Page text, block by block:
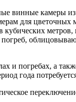
винные камеры
для
кубических
и погребах, а
года